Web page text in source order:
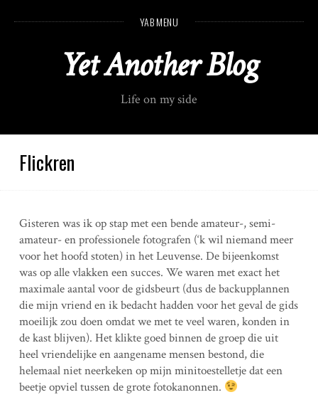
n
YAB MENU
Yet Another Blog
Life on my side
Flickren
Gisteren was ik op stap met een bende amateur-, semi-
amateur- en professionele fotografen (‘k wil niemand meer
voor het hoofd stoten) in het Leuvense. De bijeenkomst
was op alle vlakken een succes. We waren met exact het
maximale aantal voor de gidsbeurt (dus de backupplannen
die mijn vriend en ik bedacht hadden voor het geval de gids
moeilijk zou doen omdat we met te veel waren, konden in
de kast blijven). Het klikte goed binnen de groep die uit
heel vriendelijke en aangename mensen bestond, die
helemaal niet neerkeken op mijn minitoestelletje dat een
beetje opviel tussen de grote fotokanonnen.